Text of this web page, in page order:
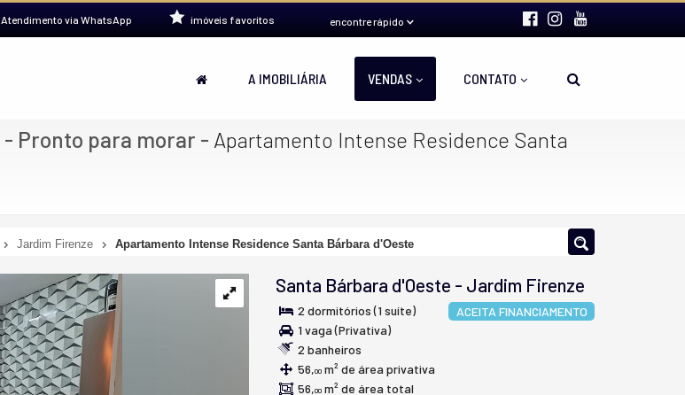
Atendimento via WhatsApp encontre rápido
imóveis favoritos
A IMOBILIÁRIA VENDAS CONTATO
- Pronto para morar - Apartamento Intense Residence Santa
Jardim Firenze Apartamento Intense Residence Santa Bárbara d'Oeste
Santa Bárbara d'Oeste - Jardim Firenze
ACEITA FINANCIAMENTO
2 dormitórios (1 suíte)
1 vaga (Privativa)
2 banheiros
56,00 m² de área privativa
56,00 m² de área total